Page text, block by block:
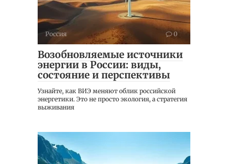
Россия 0
Возобновляемые источники
энергии в России: виды,
состояние и перспективы
Узнайте, как ВИЭ меняют облик российской
энергетики. Это не просто экология, а стратегия
выживания